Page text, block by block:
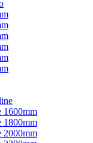
1600mm
1800mm
2000mm